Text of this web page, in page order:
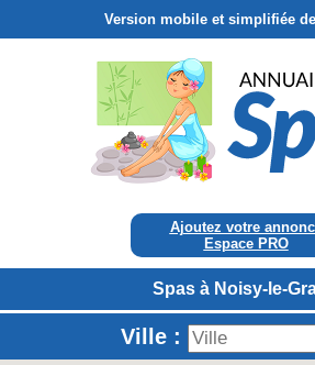
Version mobile et simplifiée
Ajoutez votre
Espace PRO
Spas à Noisy-le-
Ville :